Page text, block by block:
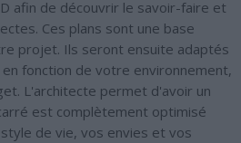
afin de découvrir le savoir-faire et
Ces plans sont une base
projet. Ils seront ensuite adaptés
fonction de votre environnement,
L'architecte permet d'avoir un
est complètement optimisé
de vie, vos envies et vos